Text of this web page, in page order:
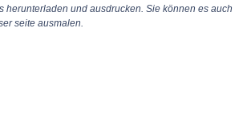
herunterladen und ausdrucken. Sie können es auch
seite ausmalen.